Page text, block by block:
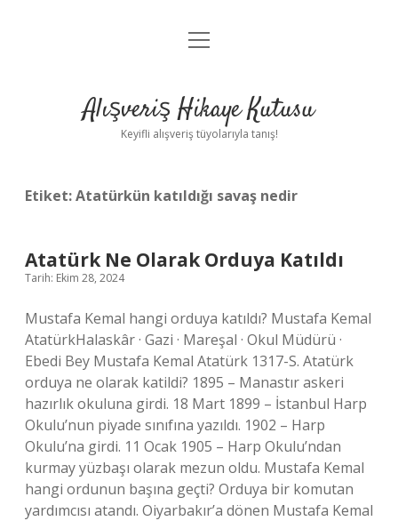
Anasayfa
Yasal Uyarı
menüyü
Alışveriş Hikaye Kutusu
Keyifli alışveriş tüyolarıyla tanış!
Etiket:Atatürkün katıldığı savaş nedir
Atatürk Ne Olarak Orduya Katıldı
Tarih: Ekim 28, 2024
Mustafa Kemal hangi orduya katıldı? Mustafa Kemal
AtatürkHalaskâr · Gazi · Mareşal · Okul Müdürü ·
Ebedi Bey Mustafa Kemal Atatürk 1317-S. Atatürk
orduya ne olarak katildi? 1895 – Manastır askeri
hazırlık okuluna girdi. 18 Mart 1899 – İstanbul Harp
Okulu’nun piyade sınıfına yazıldı. 1902 – Harp
Okulu’na girdi. 11 Ocak 1905 – Harp Okulu’ndan
kurmay yüzbaşı olarak mezun oldu. Mustafa Kemal
hangi ordunun başına geçti? Orduya bir komutan
yardımcısı atandı. Oiyarbakır’a dönen Mustafa Kemal